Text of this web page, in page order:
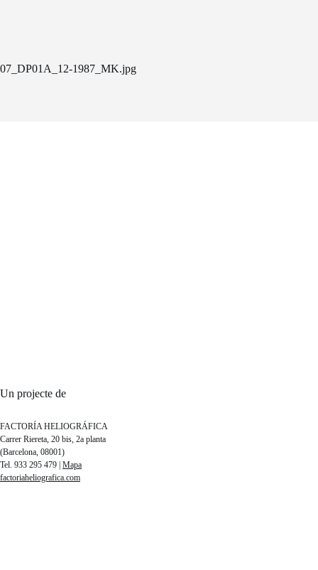
07_DP01A_12-1987_MK.jpg
Un projecte de
FACTORÍA HELIOGRÁFICA
Carrer Riereta, 20 bis, 2a planta
(Barcelona, 08001)
Tel. 933 295 479 | Mapa
factoriaheliografica.com